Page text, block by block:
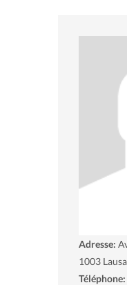
Adresse:
1003
Téléphone: